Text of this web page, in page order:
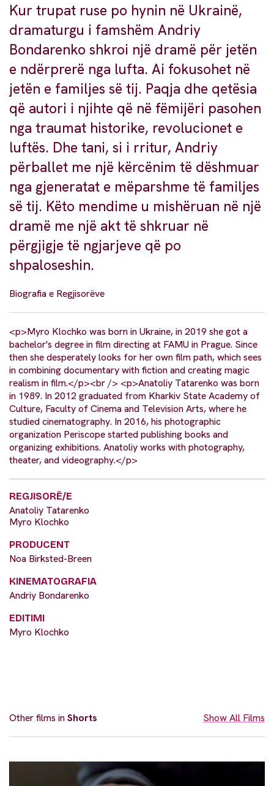
Kur trupat ruse po hynin në Ukrainë,
dramaturgu i famshëm Andriy
Bondarenko shkroi një dramë për jetën
e ndërprerë nga lufta. Ai fokusohet në
jetën e familjes së tij. Paqja dhe qetësia
që autori i njihte që në fëmijëri pasohen
nga traumat historike, revolucionet e
luftës. Dhe tani, si i rritur, Andriy
përballet me një kërcënim të dëshmuar
nga gjeneratat e mëparshme të familjes
së tij. Këto mendime u mishëruan në një
dramë me një akt të shkruar në
përgjigje të ngjarjeve që po
shpaloseshin.
Biografia e Regjisorëve
<p>Myro Klochko was born in Ukraine, in 2019 she got a
bachelor's degree in film directing at FAMU in Prague. Since
then she desperately looks for her own film path, which sees
in combining documentary with fiction and creating magic
realism in film.</p><br /> <p>Anatoliy Tatarenko was born
in 1989. In 2012 graduated from Kharkiv State Academy of
Culture, Faculty of Cinema and Television Arts, where he
studied cinematography. In 2016, his photographic
organization Periscope started publishing books and
organizing exhibitions. Anatoliy works with photography,
theater, and videography.</p>
REGJISORË/E
Anatoliy Tatarenko
Myro Klochko
PRODUCENT
Noa Birksted-Breen
KINEMATOGRAFIA
Andriy Bondarenko
EDITIMI
Myro Klochko
Other films inShorts Show All Films